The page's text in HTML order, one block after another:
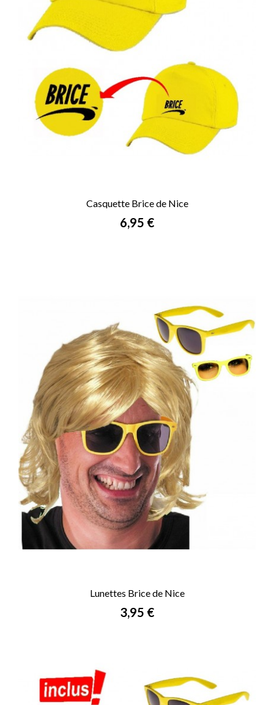
Casquette Brice de Nice
Prix
6,95 €
Lunettes Brice de Nice
Prix
3,95 €